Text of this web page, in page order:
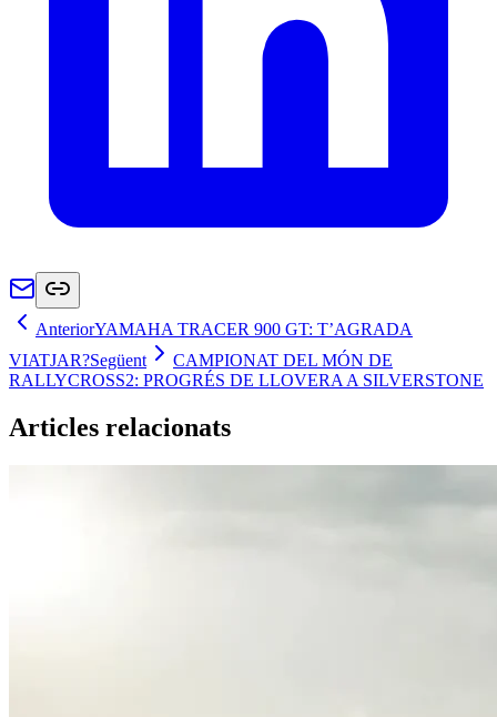
AnteriorYAMAHA TRACER 900 GT: T’AGRADA
VIATJAR?Següent
CAMPIONAT DEL MÓN DE
RALLYCROSS2: PROGRÉS DE LLOVERA A SILVERSTONE
Articles relacionats